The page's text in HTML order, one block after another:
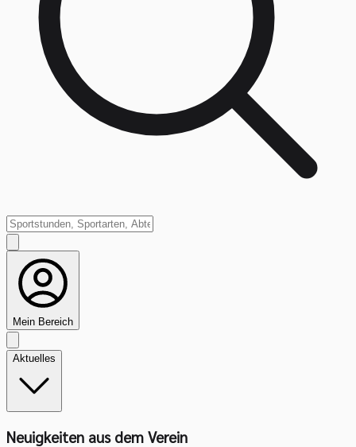
Mein Bereich
Aktuelles
Neuigkeiten aus dem Verein